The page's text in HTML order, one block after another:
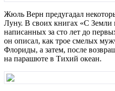
Жюль Верн предугадал
Луну. В своих книгах «С
написанных за сто лет до
он описал, как трое смелых
Флориды, а затем, после
на парашюте в Тихий океан.